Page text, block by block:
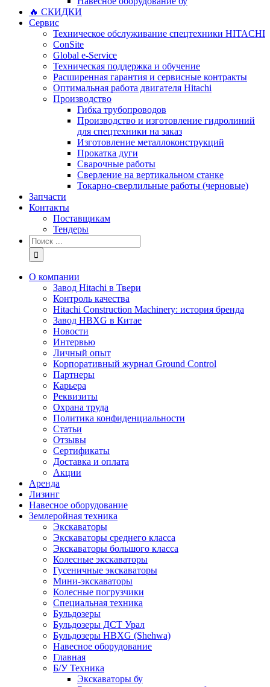
🔥 СКИДКИ
Сервис
Техническое обслуживание спецтехники HITACHI
ConSite
Global e-Service
Техническая поддержка и обучение
Расширенная гарантия и сервисные контракты
Оптимальная работа двигателя Hitachi
Производство
Гибка трубопроводов
Производство и изготовление гидролиний
для спецтехники на заказ
Изготовление металлоконструкций
Прокатка дуги
Сварочные работы
Сверление на вертикальном станке
Токарно-сверлильные работы (черновые)
Запчасти
Контакты
Поставщикам
Тендеры
Результат
поиска:
О компании
Завод Hitachi в Твери
Контроль качества
Hitachi Construction Machinery: история бренда
Завод HBXG в Китае
Новости
Интервью
Личный опыт
Корпоративный журнал Ground Control
Партнеры
Карьера
Реквизиты
Охрана труда
Политика конфиденциальности
Статьи
Отзывы
Сертификаты
Доставка и оплата
Акции
Аренда
Лизинг
Навесное оборудование
Землеройная техника
Экскаваторы
Экскаваторы среднего класса
Экскаваторы большого класса
Колесные экскаваторы
Гусеничные экскаваторы
Мини-экскаваторы
Колесные погрузчики
Специальная техника
Бульдозеры
Бульдозеры ДСТ Урал
Бульдозеры HBXG (Shehwa)
Навесное оборудование
Главная
Б/У Техника
Экскаваторы бу